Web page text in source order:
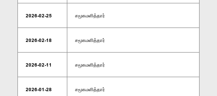
2026-02-25 சமூகமளித்தார்
2026-02-18 சமூகமளித்தார்
2026-02-11 சமூகமளித்தார்
2026-01-28 சமூகமளித்தார்